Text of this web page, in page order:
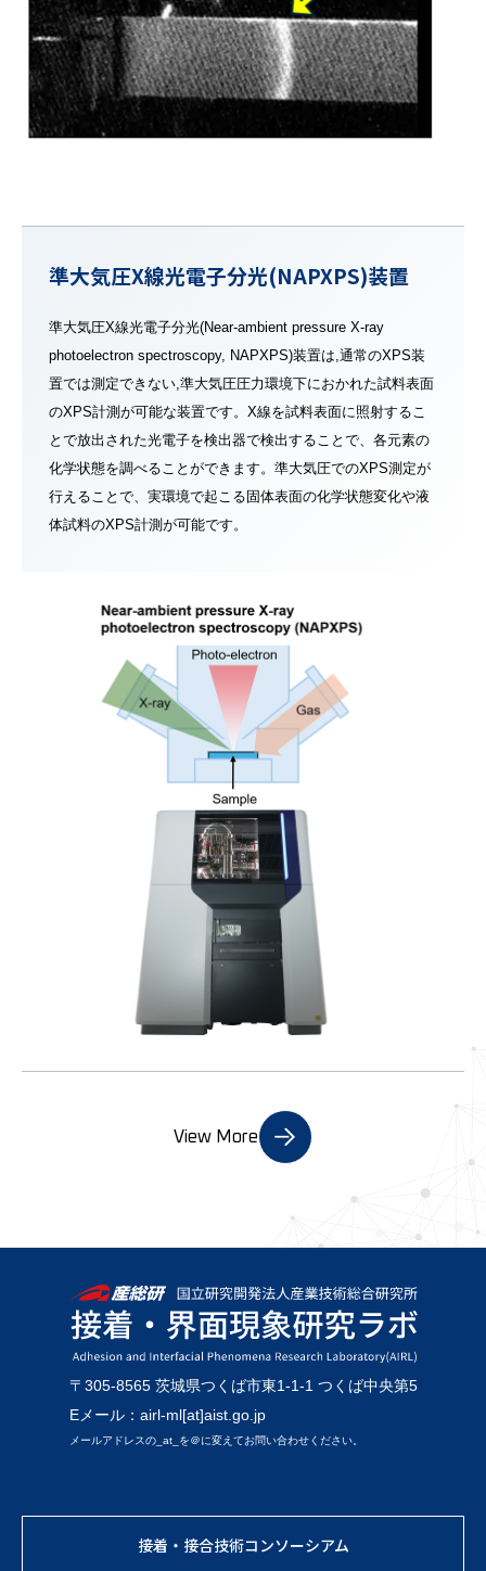
準大気圧X線光電子分光(NAPXPS)装置
準大気圧X線光電子分光(Near-ambient pressure X-ray
photoelectron spectroscopy, NAPXPS)装置は,通常のXPS装
置では測定できない,準大気圧圧力環境下におかれた試料表面
のXPS計測が可能な装置です。X線を試料表面に照射するこ
とで放出された光電子を検出器で検出することで、各元素の
化学状態を調べることができます。準大気圧でのXPS測定が
行えることで、実環境で起こる固体表面の化学状態変化や液
体試料のXPS計測が可能です。
View More
〒305-8565 茨城県つくば市東1-1-1 つくば中央第5
Eメール：airl-ml[at]aist.go.jp
メールアドレスの_at_を＠に変えてお問い合わせください。
接着・接合技術コンソーシアム